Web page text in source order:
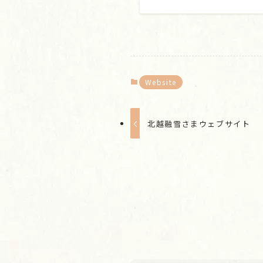
Website
北越融雪さまウェブサイト